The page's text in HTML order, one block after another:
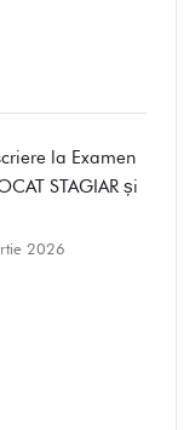
la Examen
STAGIAR și
2026